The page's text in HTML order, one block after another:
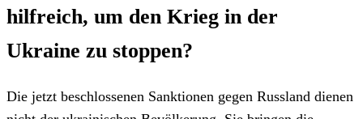
hilfreich, um den Krieg in der
Ukraine zu stoppen?
Die jetzt beschlossenen Sanktionen gegen Russland dienen